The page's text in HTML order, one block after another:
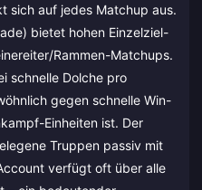
sich auf jedes Matchup aus.
bietet hohen Einzelziel-
Rammen-Matchups.
schnelle Dolche pro
gegen schnelle Win-
Einheiten ist. Der
Truppen passiv mit
verfügt oft über alle